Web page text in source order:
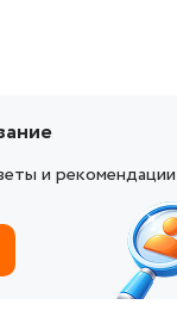
и рекомендации